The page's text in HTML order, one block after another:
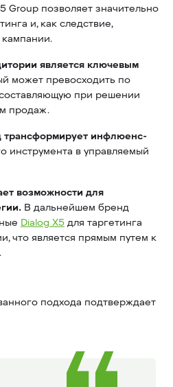
Group позволяет значительно
и, как следствие,
кампании.
является ключевым
может превосходить по
при решении
продаж.
трансформирует инфлюенс-
инструмента в управляемый
возможности для
В дальнейшем бренд
Dialog X5 для таргетинга
что является прямым путем к
подхода подтверждает